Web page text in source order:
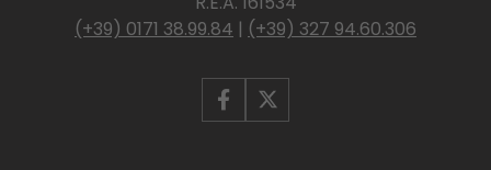
(+39) 0171 38.99.84 | (+39) 327 94.60.306